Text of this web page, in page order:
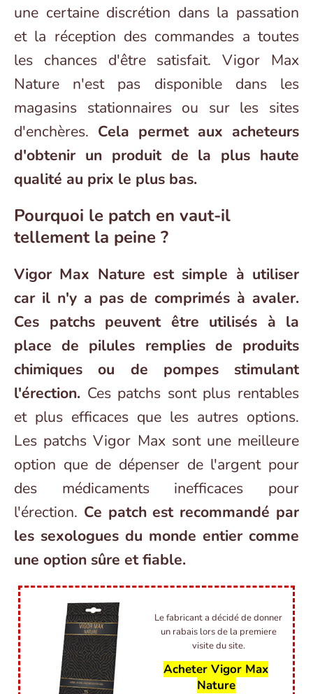
une certaine discrétion dans la passation
et la réception des commandes a toutes
les chances d'être satisfait. Vigor Max
Nature n'est pas disponible dans les
magasins stationnaires ou sur les sites
d'enchères. Cela permet aux acheteurs
d'obtenir un produit de la plus haute
qualité au prix le plus bas.
Pourquoi le patch en vaut-il
tellement la peine ?
Vigor Max Nature est simple à utiliser
car il n'y a pas de comprimés à avaler.
Ces patchs peuvent être utilisés à la
place de pilules remplies de produits
chimiques ou de pompes stimulant
l'érection. Ces patchs sont plus rentables
et plus efficaces que les autres options.
Les patchs Vigor Max sont une meilleure
option que de dépenser de l'argent pour
des médicaments inefficaces pour
l'érection. Ce patch est recommandé par
les sexologues du monde entier comme
une option sûre et fiable.
Le fabricant a décidé de donner
un rabais lors de la premiere
visite du site.
Acheter Vigor Max
Nature